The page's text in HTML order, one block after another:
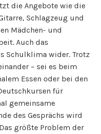
die Angebote wie die
Schlagzeug und
Mädchen- und
Auch das
Schulklima wider. Trotz
– sei es beim
Essen oder bei den
für
gemeinsame
des Gesprächs wird
größte Problem der